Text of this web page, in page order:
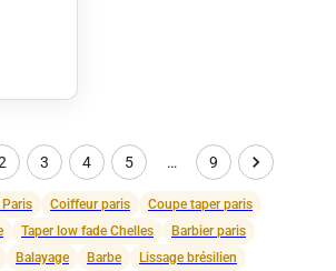
3 4 5 … 9
Coiffeur paris
Coupe taper paris
Taper low fade Chelles
Barbier paris
Balayage Barbe
Lissage brésilien